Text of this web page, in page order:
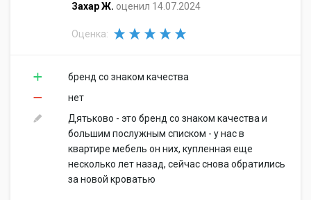
​Захар Ж. оценил 14.07.2024
Оценка:
бренд со знаком качества
нет
Дятьково - это бренд со знаком качества и
большим послужным списком - у нас в
квартире мебель он них, купленная еще
несколько лет назад, сейчас снова обратились
за новой кроватью